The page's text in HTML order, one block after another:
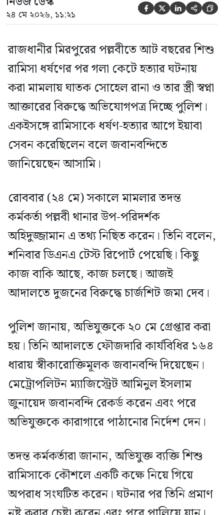
২৪ মে ২০২৬, ১১:২১     
রাজধানীর মিরপুরের পল্লবীতে আট বছরের শিশু
রামিসা ধর্ষণের পর গলা কেটে হত্যার ঘটনায়
করা মামলায় ঘাতক সোহেল রানা ও তার স্ত্রী স্বপ্না
আক্তারের বিরুদ্ধে অভিযোগপত্র দিচ্ছে পুলিশ।
একইসঙ্গে রামিসাকে ধর্ষণ-হত্যার আগে ইয়াবা
সেবন করেছিলেন বলে জবানবন্দিতে
জানিয়েছেন আসামি।
রোববার (২৪ মে) সকালে মামলার তদন্ত
কর্মকর্তা পল্লবী থানার উপ-পরিদর্শক
অহিদুজ্জামান এ তথ্য নিছিত করেন। তিনি বলেন,
শনিবার ডিএনএ টেস্ট রিপোর্ট পেয়েছি। কিছু
কাজ বাকি আছে, কাজ চলছে। আজই
আদালতে দুজনের বিরুদ্ধে চার্জশিট জমা দেব।
পুলিশ জানায়, অভিযুক্তকে ২০ মে গ্রেপ্তার করা
হয়। তিনি আদালতে ফৌজদারি কার্যবিধির ১৬৪
ধারায় স্বীকারোক্তিমূলক জবানবন্দি দিয়েছেন।
মেট্রোপলিটন ম্যাজিস্ট্রেট আমিনুল ইসলাম
জুনায়েদ জবানবন্দি রেকর্ড করেন এবং পরে
অভিযুক্তকে কারাগারে পাঠানোর নির্দেশ দেন।
তদন্ত কর্মকর্তারা জানান, অভিযুক্ত ব্যক্তি শিশু
রামিসাকে কৌশলে একটি কক্ষে নিয়ে গিয়ে
অপরাধ সংঘটিত করেন। ঘটনার পর তিনি প্রমাণ